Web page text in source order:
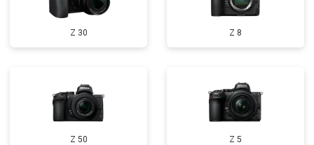
Z 30 Z 8
Z 50 Z 5